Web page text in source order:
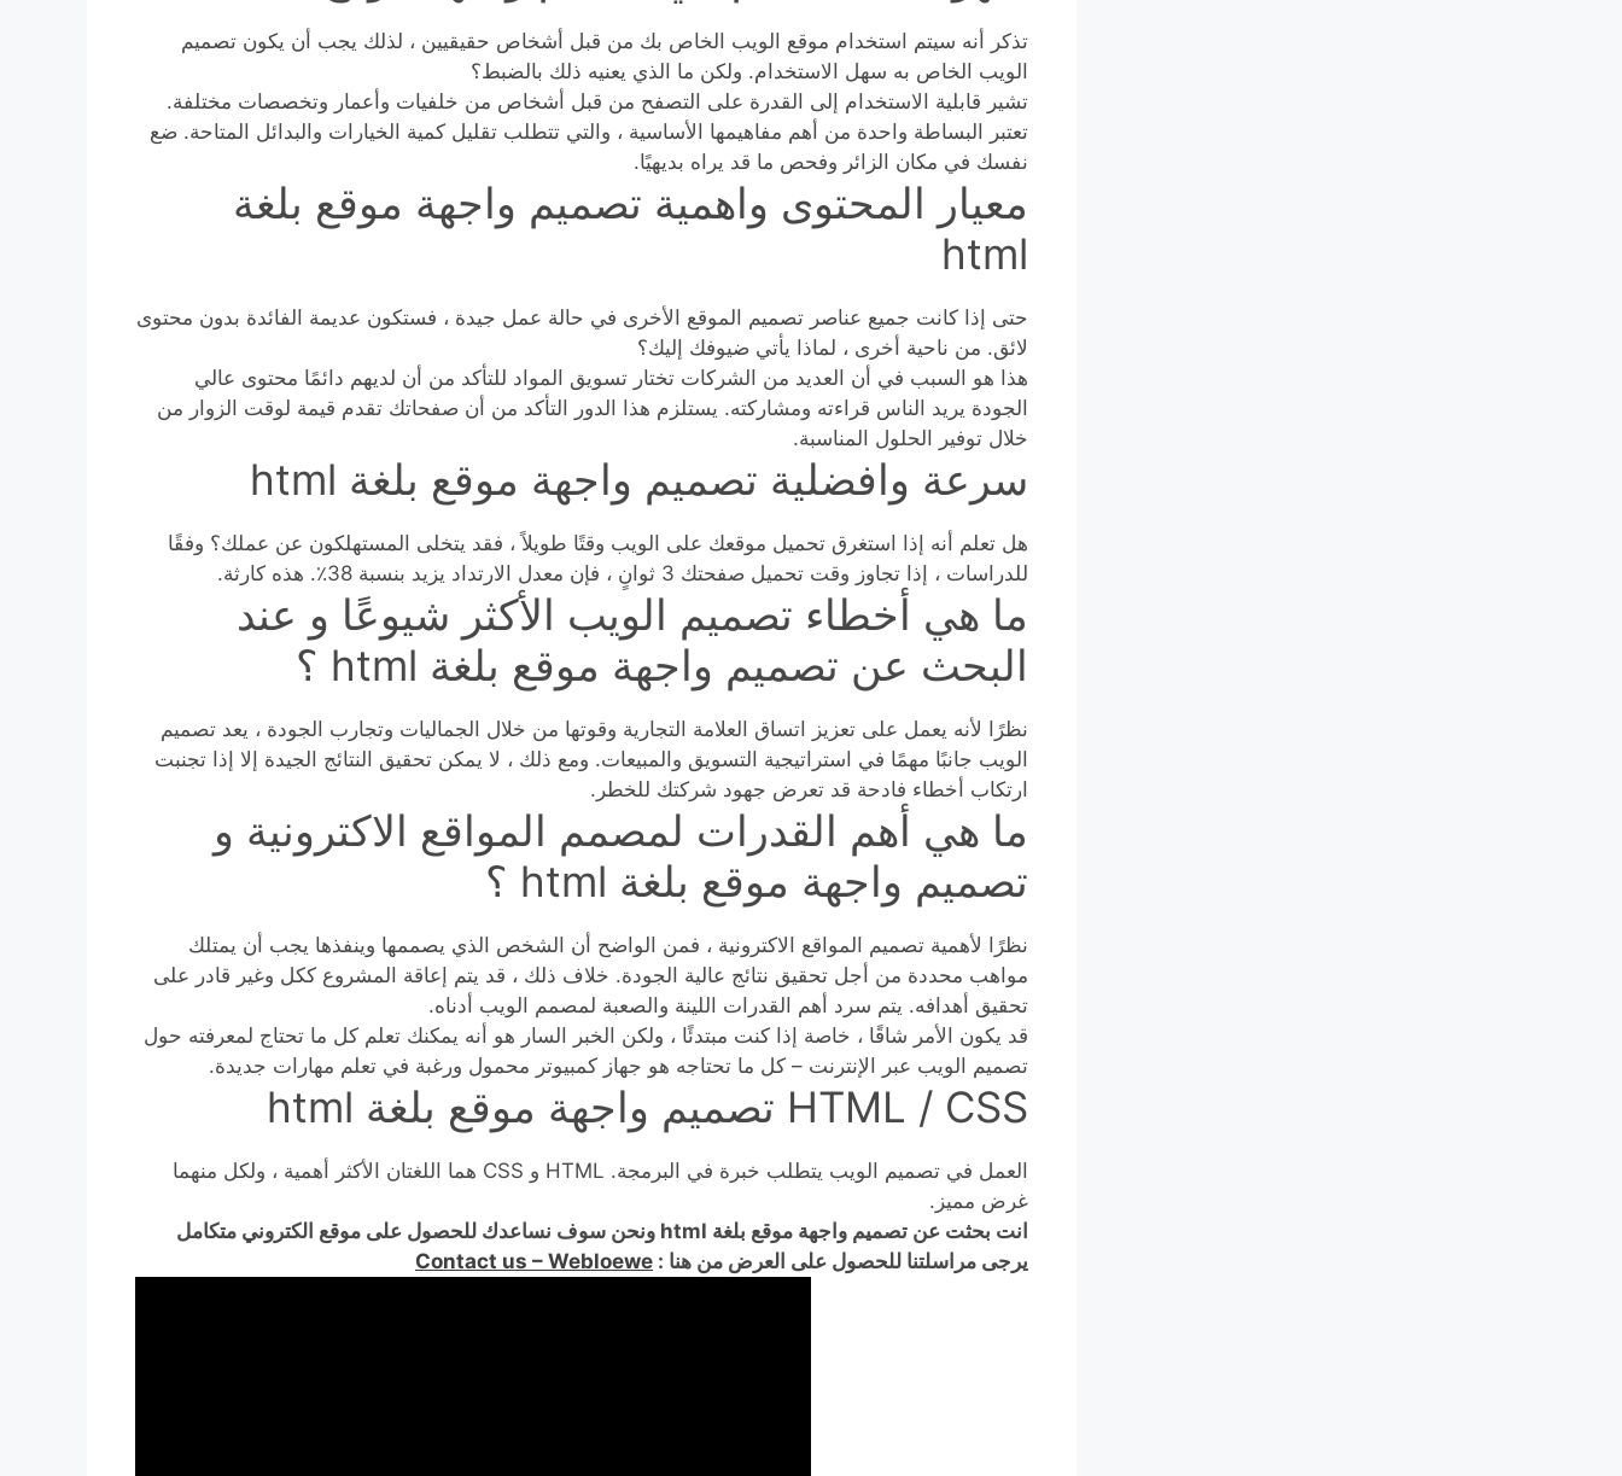
تذكر أنه سيتم استخدام موقع الويب الخاص بك من قبل أشخاص حقيقيين ، لذلك يجب أن يكون تصميم
الويب الخاص به سهل الاستخدام. ولكن ما الذي يعنيه ذلك بالضبط؟
تشير قابلية الاستخدام إلى القدرة على التصفح من قبل أشخاص من خلفيات وأعمار وتخصصات مختلفة.
تعتبر البساطة واحدة من أهم مفاهيمها الأساسية ، والتي تتطلب تقليل كمية الخيارات والبدائل المتاحة. ضع
نفسك في مكان الزائر وفحص ما قد يراه بديهيًا.
معيار المحتوى واهمية تصميم واجهة موقع بلغة
html
حتى إذا كانت جميع عناصر تصميم الموقع الأخرى في حالة عمل جيدة ، فستكون عديمة الفائدة بدون محتوى
لائق. من ناحية أخرى ، لماذا يأتي ضيوفك إليك؟
هذا هو السبب في أن العديد من الشركات تختار تسويق المواد للتأكد من أن لديهم دائمًا محتوى عالي
الجودة يريد الناس قراءته ومشاركته. يستلزم هذا الدور التأكد من أن صفحاتك تقدم قيمة لوقت الزوار من
خلال توفير الحلول المناسبة.
سرعة وافضلية تصميم واجهة موقع بلغة html
هل تعلم أنه إذا استغرق تحميل موقعك على الويب وقتًا طويلاً ، فقد يتخلى المستهلكون عن عملك؟ وفقًا
للدراسات ، إذا تجاوز وقت تحميل صفحتك 3 ثوانٍ ، فإن معدل الارتداد يزيد بنسبة 38٪. هذه كارثة.
ما هي أخطاء تصميم الويب الأكثر شيوعًا و عند
البحث عن تصميم واجهة موقع بلغة html ؟
نظرًا لأنه يعمل على تعزيز اتساق العلامة التجارية وقوتها من خلال الجماليات وتجارب الجودة ، يعد تصميم
الويب جانبًا مهمًا في استراتيجية التسويق والمبيعات. ومع ذلك ، لا يمكن تحقيق النتائج الجيدة إلا إذا تجنبت
ارتكاب أخطاء فادحة قد تعرض جهود شركتك للخطر.
ما هي أهم القدرات لمصمم المواقع الاكترونية و
تصميم واجهة موقع بلغة html ؟
نظرًا لأهمية تصميم المواقع الاكترونية ، فمن الواضح أن الشخص الذي يصممها وينفذها يجب أن يمتلك
مواهب محددة من أجل تحقيق نتائج عالية الجودة. خلاف ذلك ، قد يتم إعاقة المشروع ككل وغير قادر على
تحقيق أهدافه. يتم سرد أهم القدرات اللينة والصعبة لمصمم الويب أدناه.
قد يكون الأمر شاقًا ، خاصة إذا كنت مبتدئًا ، ولكن الخبر السار هو أنه يمكنك تعلم كل ما تحتاج لمعرفته حول
تصميم الويب عبر الإنترنت – كل ما تحتاجه هو جهاز كمبيوتر محمول ورغبة في تعلم مهارات جديدة.
HTML / CSS تصميم واجهة موقع بلغة html
العمل في تصميم الويب يتطلب خبرة في البرمجة. HTML و CSS هما اللغتان الأكثر أهمية ، ولكل منهما
غرض مميز.
انت بحثت عن تصميم واجهة موقع بلغة html ونحن سوف نساعدك للحصول على موقع الكتروني متكامل
يرجى مراسلتنا للحصول على العرض من هنا : Contact us – Webloewe